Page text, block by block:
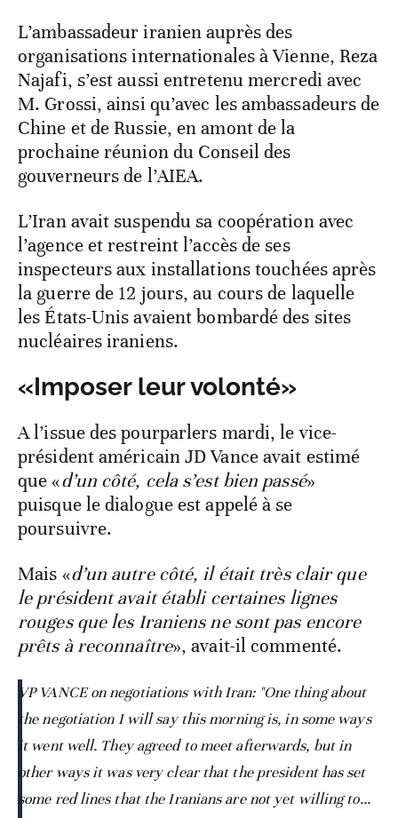
L’ambassadeur iranien auprès des
organisations internationales à Vienne, Reza
Najafi, s’est aussi entretenu mercredi avec
M. Grossi, ainsi qu’avec les ambassadeurs de
Chine et de Russie, en amont de la
prochaine réunion du Conseil des
gouverneurs de l’AIEA.
L’Iran avait suspendu sa coopération avec
l’agence et restreint l’accès de ses
inspecteurs aux installations touchées après
la guerre de 12 jours, au cours de laquelle
les États-Unis avaient bombardé des sites
nucléaires iraniens.
«Imposer leur volonté»
A l’issue des pourparlers mardi, le vice-
président américain JD Vance avait estimé
que «d’un côté, cela s’est bien passé»
puisque le dialogue est appelé à se
poursuivre.
Mais «d’un autre côté, il était très clair que
le président avait établi certaines lignes
rouges que les Iraniens ne sont pas encore
prêts à reconnaître», avait-il commenté.
VP VANCE on negotiations with Iran: "One thing about
the negotiation I will say this morning is, in some ways
it went well. They agreed to meet afterwards, but in
other ways it was very clear that the president has set
some red lines that the Iranians are not yet willing to…